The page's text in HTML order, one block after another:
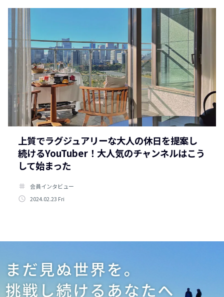
上質でラグジュアリーな大人の休日を提案し
続けるYouTuber！大人気のチャンネルはこう
して始まった
tag
会員インタビュー
access_time 2024.02.23 Fri